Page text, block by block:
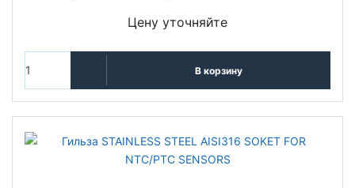
Цену уточняйте
В корзину